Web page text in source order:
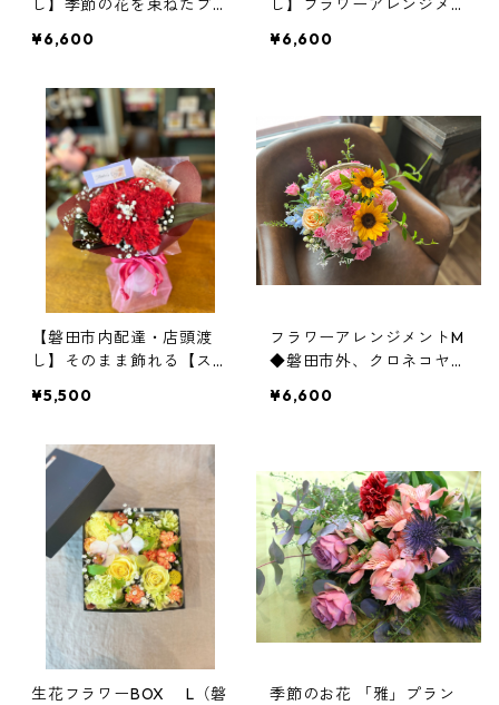
し】季節の花を束ねたブー
¥6,600
し】フラワーアレンジメン
くは店頭受け渡し◆
¥6,600
【磐田市内配達・店頭渡
し】そのまま飾れる【スタ
市内配達もしくは店頭渡し
¥5,500
フラワーアレンジメントM
◆磐田市外、クロネコヤマ
¥6,600
生花フラワーBOX L（磐
季節のお花 「雅」プラン